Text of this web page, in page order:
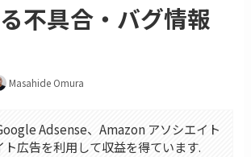
不具合・バグ情報
Masahide Omura
Adsense、Amazon アソシエイト
ト広告を利用して収益を得ています.